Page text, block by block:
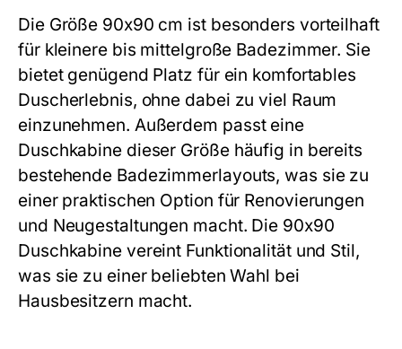
Die Größe 90x90 cm ist besonders vorteilhaft
für kleinere bis mittelgroße Badezimmer. Sie
bietet genügend Platz für ein komfortables
Duscherlebnis, ohne dabei zu viel Raum
einzunehmen. Außerdem passt eine
Duschkabine dieser Größe häufig in bereits
bestehende Badezimmerlayouts, was sie zu
einer praktischen Option für Renovierungen
und Neugestaltungen macht. Die 90x90
Duschkabine vereint Funktionalität und Stil,
was sie zu einer beliebten Wahl bei
Hausbesitzern macht.